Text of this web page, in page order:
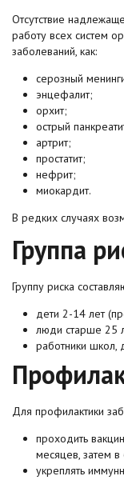
Отсутствие
работу всех систем
заболеваний, как:
серозный
энцефалит;
орхит;
острый
артрит;
простатит;
нефрит;
миокардит.
В редких случаях
Группа
Группу риска
дети 2-14 лет
люди старше 25
работники школ,
Для профилактики
проходить
месяцев, затем в
укреплять